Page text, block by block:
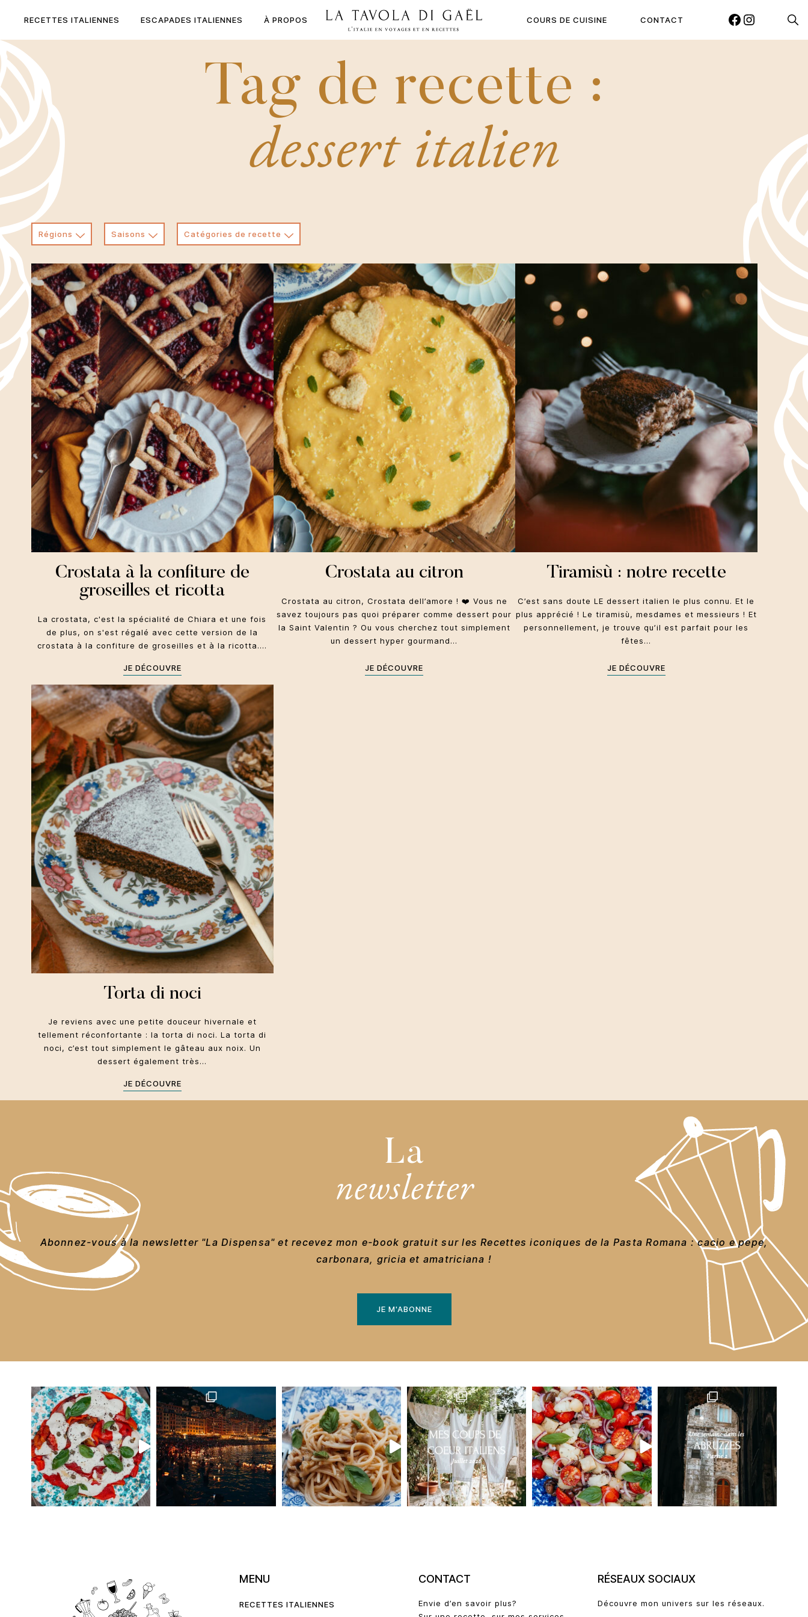
RECETTES ITALIENNES ESCAPADES ITALIENNES À PROPOS
LA
GAËL
COURS DE CUISINE CONTACT
FACEBOOK
INSTAGRAM
Tag de recette :
dessert italien
Régions Saisons Catégories de recette
Trentin-Haut-Adige
Dolci
Été
Crostata à la confiture de
groseilles et ricotta
La crostata, c'est la spécialité de Chiara et une fois
de plus, on s'est régalé avec cette version de la
crostata à la confiture de groseilles et à la ricotta.…
JE DÉCOUVRE
Sicile
Dolci
Hiver
Crostata au citron
Crostata au citron, Crostata dell’amore ! ❤️ Vous ne
savez toujours pas quoi préparer comme dessert pour
la Saint Valentin ? Ou vous cherchez tout simplement
un dessert hyper gourmand…
JE DÉCOUVRE
Tiramisù : notre recette
C’est sans doute LE dessert italien le plus connu. Et le
plus apprécié ! Le tiramisù, mesdames et messieurs ! Et
personnellement, je trouve qu’il est parfait pour les
fêtes…
JE DÉCOUVRE
Frioul Vénétie Julienne
Dolci
Toute l'année
Torta di noci
Je reviens avec une petite douceur hivernale et
tellement réconfortante : la torta di noci. La torta di
noci, c’est tout simplement le gâteau aux noix. Un
dessert également très…
JE DÉCOUVRE
La
newsletter
Abonnez-vous à la newsletter "La Dispensa" et recevez mon e-book gratuit sur les Recettes iconiques de la Pasta Romana : cacio e pepe,
carbonara, gricia et amatriciana !
JE M'ABONNE
MENU
RECETTES ITALIENNES
CONTACT
Envie d’en savoir plus?
RÉSEAUX SOCIAUX
Découvre mon univers sur les réseaux.